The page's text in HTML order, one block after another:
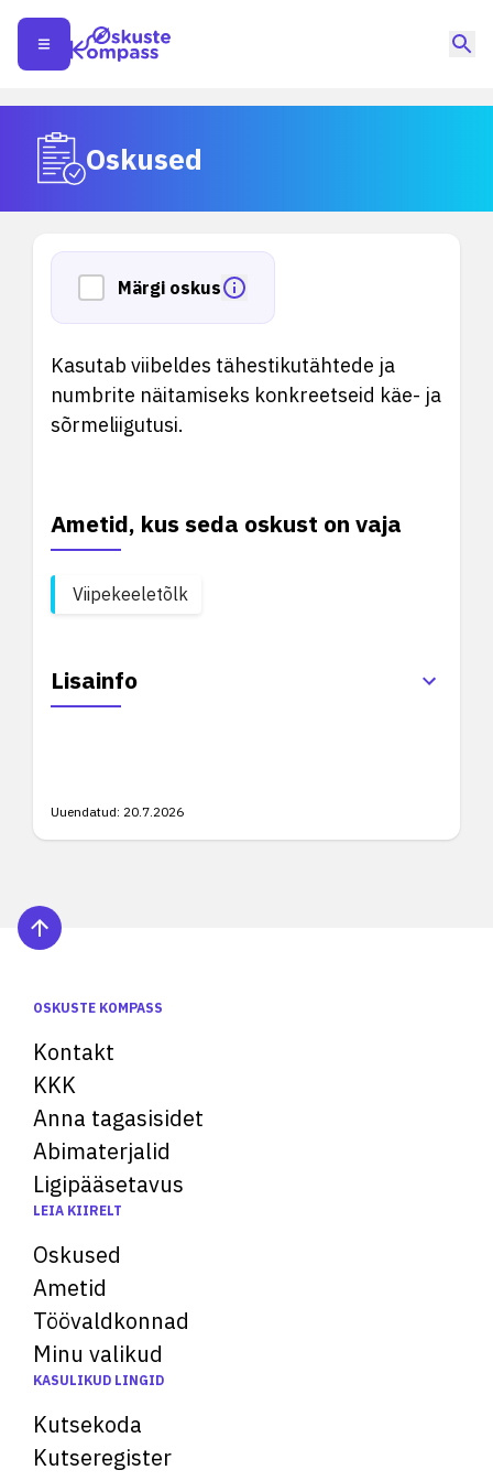
Oskused
Märgi oskus
Kasutab viibeldes tähestikutähtede ja
numbrite näitamiseks konkreetseid käe- ja
sõrmeliigutusi.
Ametid, kus seda oskust on vaja
Viipekeeletõlk
Lisainfo
Uuendatud: 20.7.2026
OSKUSTE KOMPASS
Kontakt
KKK
Anna tagasisidet
Abimaterjalid
Ligipääsetavus
LEIA KIIRELT
Oskused
Ametid
Töövaldkonnad
Minu valikud
KASULIKUD LINGID
Kutsekoda
Kutseregister